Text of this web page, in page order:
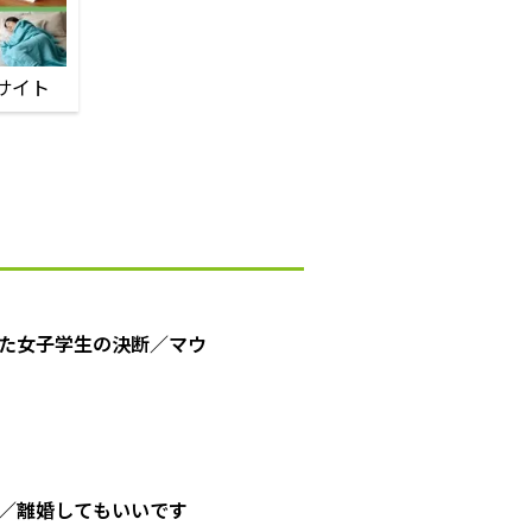
イト
女子学生の決断／マウ
離婚してもいいです